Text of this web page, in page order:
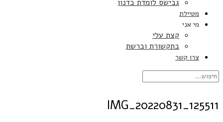
גבישס לומדת בדנון
מטיילת
מי אני
קצת עלי
בתקשורת וברשת
צרו קשר
IMG_20220831_125511